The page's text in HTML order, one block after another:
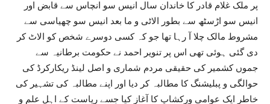
پر ملک غلام قادر کا خاندان سال انیس سو انچاس سے قابض اور
انیس سو اڑسٹھ سے بطور الاٹی و ما بعد انیس سو چھیاسی سے
مشروط مالک چلا آ رہا تھا جو کہ کسی دوسرے شخص کو الاٹ کر
دی گئی ہوئی تھی اس پر تنویر احمد نے حکومت برطانیہ سے
جموں کشمیر کی حقیقی مردم شماری و اصل لینڈ ریکارکرڈ کی
حوالگی و پبلیشنگ کا مطالبہ کر دیا اور اپنے مطالبہ کی تشہیر کی
خاطر ایک عوامی ورکشاپ کا آغاز کیا جسے ریاست کے اہل علم و